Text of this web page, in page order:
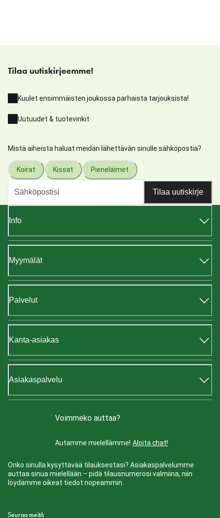
Tilaa uutiskirjeemme!
Kuulet ensimmäisten joukossa parhaista tarjouksista!
Uutuudet & tuotevinkit
Mistä aiheista haluat meidän lähettävän sinulle sähköpostia?
Koirat Kissat Pieneläimet
Tilaa uutiskirje
Info
Myymälät
Palvelut
Kanta-asiakas
Asiakaspalvelu
Voimmeko auttaa?
Autamme mielellämme! Aloita chat!
Onko sinulla kysyttävää tilauksestasi? Asiakaspalvelumme
auttaa sinua mielellään – pidä tilausnumerosi valmiina, niin
löydämme oikeat tiedot nopeammin.
Seuraa meitä